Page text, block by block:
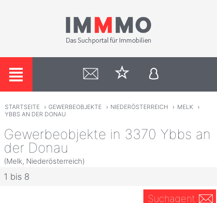
STARTSEITE › GEWERBEOBJEKTE › NIEDERÖSTERREICH › MELK
›
YBBS AN DER DONAU
Gewerbeobjekte in 3370 Ybbs an
der Donau
(Melk, Niederösterreich)
1 bis 8
Suchagent